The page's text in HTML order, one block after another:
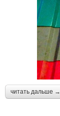
читать дальше →